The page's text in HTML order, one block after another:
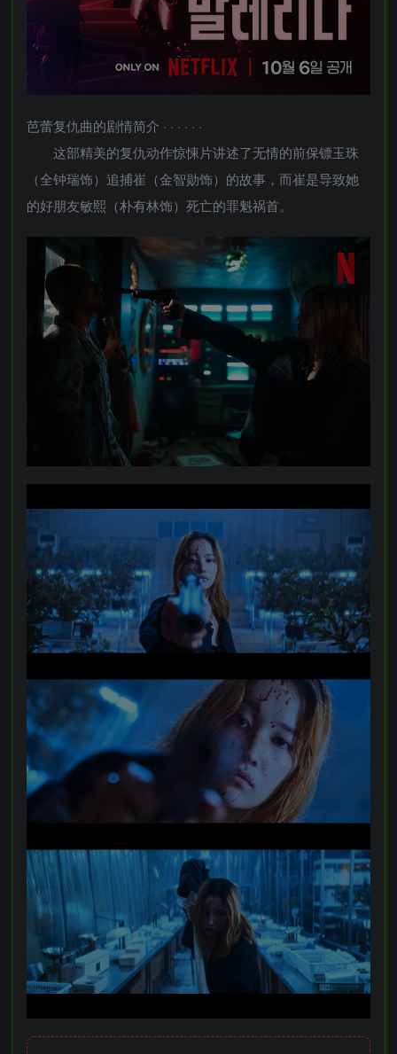
芭蕾复仇曲的剧情简介 · · · · · ·
这部精美的复仇动作惊悚片讲述了无情的前保镖玉珠
（全钟瑞饰）追捕崔（金智勋饰）的故事，而崔是导致她
的好朋友敏熙（朴有林饰）死亡的罪魁祸首。